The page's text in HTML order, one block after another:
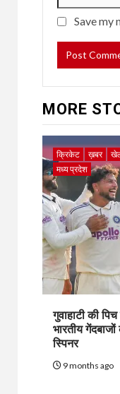
Save my
MORE
क्रिकेट ख़बर
मध्य प्रदेश
गुवाहाटी की
भारतीय गेंदबाजों
स्पिनर
9 months ago